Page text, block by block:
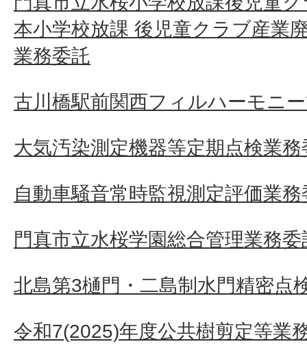
本小学校放課 後児童クラブ産業
業務委託
古川橋駅前関西フィルハーモニ
大気汚染測定機器等定期点検業務
自動車騒音常時監視測定評価業務
門真市立水桜学園総合管理業務委
北島第3樋門・二島制水門精密点
令和7(2025)年度公共樹剪定等業